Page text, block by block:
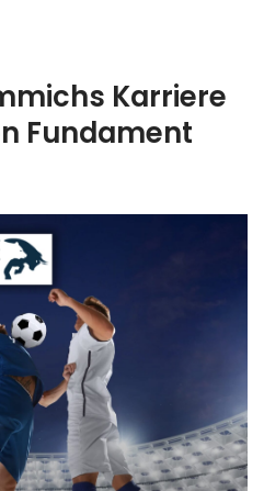
Karriere
Fundament